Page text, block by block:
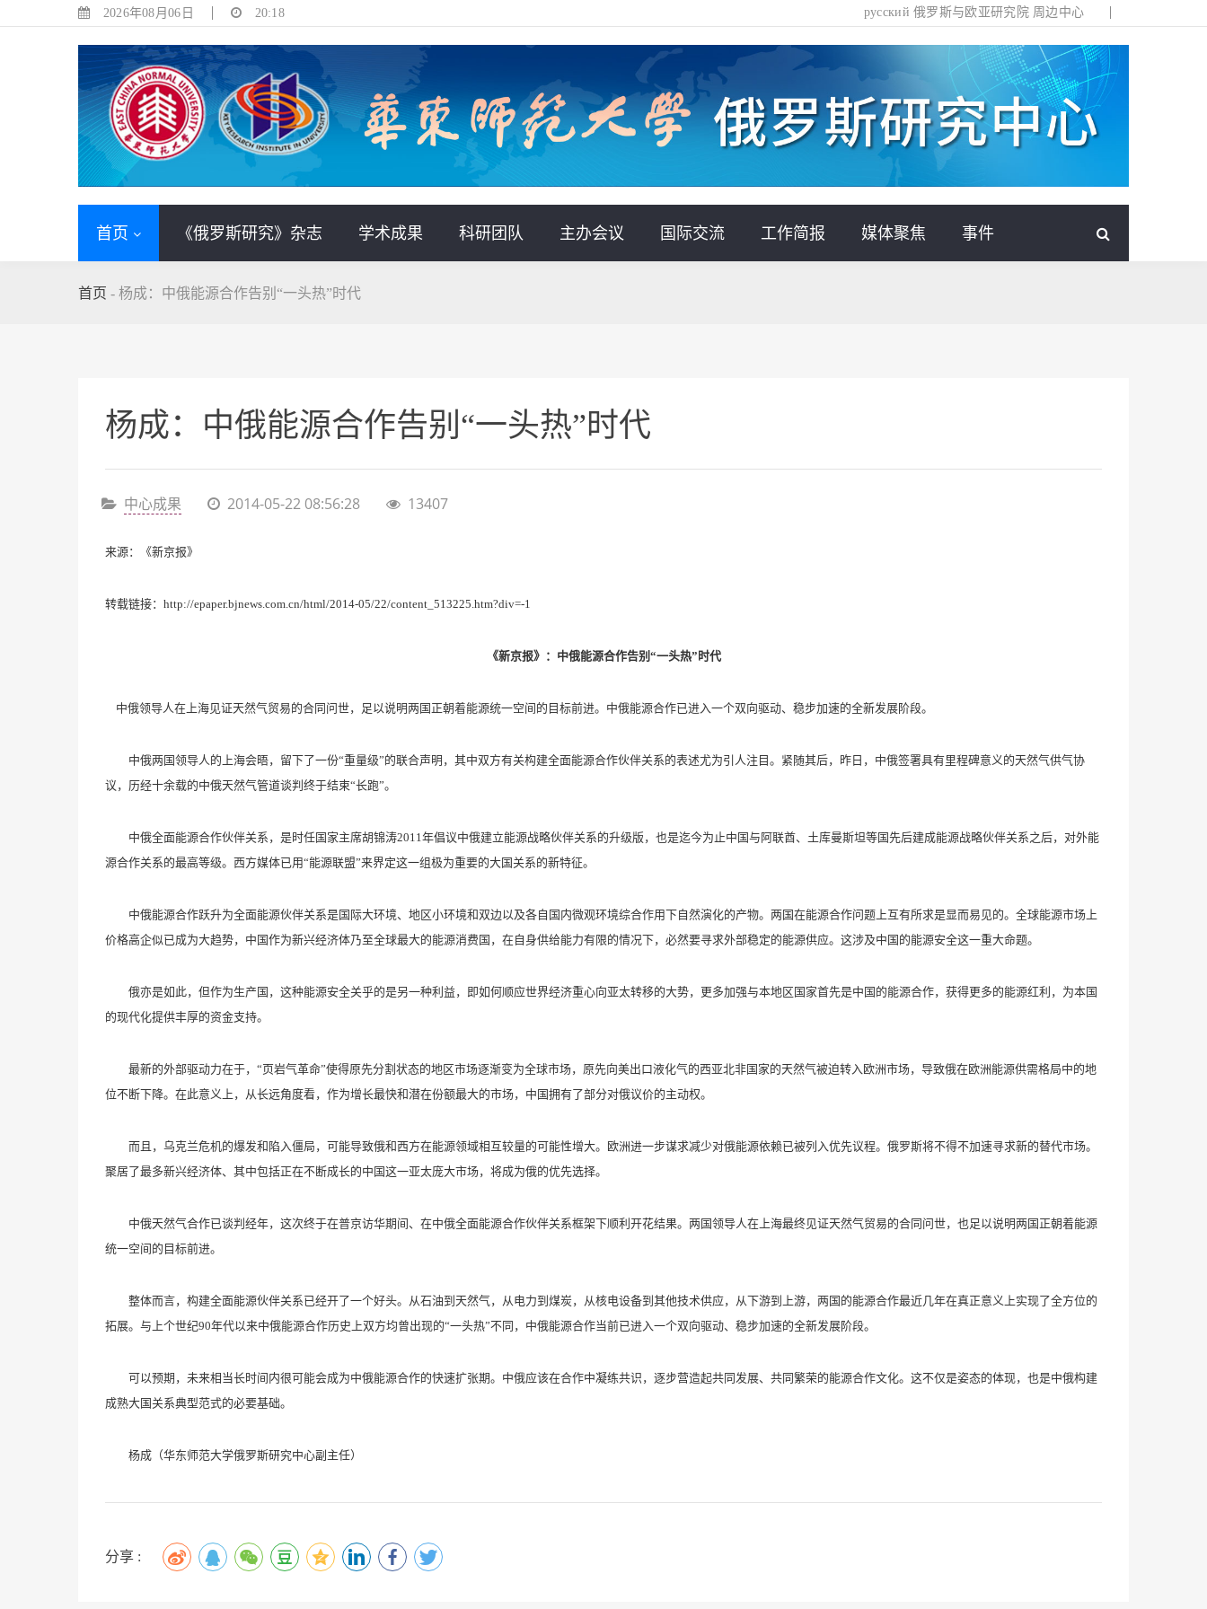
2026年08月06日 20:18 русский 俄罗斯与欧亚研究院 周边中心
首页 《俄罗斯研究》杂志 学术成果 科研团队 主办会议 国际交流 工作简报 媒体聚焦 事件
首页 - 杨成：中俄能源合作告别“一头热”时代
杨成：中俄能源合作告别“一头热”时代
中心成果 2014-05-22 08:56:28 13407
来源：《新京报》
转载链接： http://epaper.bjnews.com.cn/html/2014-05/22/content_513225.htm?div=-1
《新京报》：中俄能源合作告别“一头热”时代
中俄领导人在上海见证天然气贸易的合同问世，足以说明两国正朝着能源统一空间的目标前进。中俄能源合作已进入一个双向驱动、稳步加速的全新发展阶段。
中俄两国领导人的上海会晤，留下了一份“重量级”的联合声明，其中双方有关构建全面能源合作伙伴关系的表述尤为引人注目。紧随其后，昨日，中俄签署具有里程碑意义的天然气供气协
议，历经十余载的中俄天然气管道谈判终于结束“长跑”。
中俄全面能源合作伙伴关系，是时任国家主席胡锦涛2011年倡议中俄建立能源战略伙伴关系的升级版，也是迄今为止中国与阿联酋、土库曼斯坦等国先后建成能源战略伙伴关系之后，对外能
源合作关系的最高等级。西方媒体已用“能源联盟”来界定这一组极为重要的大国关系的新特征。
中俄能源合作跃升为全面能源伙伴关系是国际大环境、地区小环境和双边以及各自国内微观环境综合作用下自然演化的产物。两国在能源合作问题上互有所求是显而易见的。全球能源市场上
价格高企似已成为大趋势，中国作为新兴经济体乃至全球最大的能源消费国，在自身供给能力有限的情况下，必然要寻求外部稳定的能源供应。这涉及中国的能源安全这一重大命题。
俄亦是如此，但作为生产国，这种能源安全关乎的是另一种利益，即如何顺应世界经济重心向亚太转移的大势，更多加强与本地区国家首先是中国的能源合作，获得更多的能源红利，为本国
的现代化提供丰厚的资金支持。
最新的外部驱动力在于，“页岩气革命”使得原先分割状态的地区市场逐渐变为全球市场，原先向美出口液化气的西亚北非国家的天然气被迫转入欧洲市场，导致俄在欧洲能源供需格局中的地
位不断下降。在此意义上，从长远角度看，作为增长最快和潜在份额最大的市场，中国拥有了部分对俄议价的主动权。
而且，乌克兰危机的爆发和陷入僵局，可能导致俄和西方在能源领域相互较量的可能性增大。欧洲进一步谋求减少对俄能源依赖已被列入优先议程。俄罗斯将不得不加速寻求新的替代市场。
聚居了最多新兴经济体、其中包括正在不断成长的中国这一亚太庞大市场，将成为俄的优先选择。
中俄天然气合作已谈判经年，这次终于在普京访华期间、在中俄全面能源合作伙伴关系框架下顺利开花结果。两国领导人在上海最终见证天然气贸易的合同问世，也足以说明两国正朝着能源
统一空间的目标前进。
整体而言，构建全面能源伙伴关系已经开了一个好头。从石油到天然气，从电力到煤炭，从核电设备到其他技术供应，从下游到上游，两国的能源合作最近几年在真正意义上实现了全方位的
拓展。与上个世纪90年代以来中俄能源合作历史上双方均曾出现的“一头热”不同，中俄能源合作当前已进入一个双向驱动、稳步加速的全新发展阶段。
可以预期，未来相当长时间内很可能会成为中俄能源合作的快速扩张期。中俄应该在合作中凝练共识，逐步营造起共同发展、共同繁荣的能源合作文化。这不仅是姿态的体现，也是中俄构建
成熟大国关系典型范式的必要基础。
杨成（华东师范大学俄罗斯研究中心副主任）
分享 :